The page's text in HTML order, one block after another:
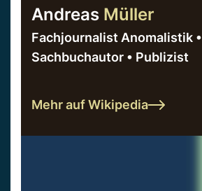
Andreas Müller
Fachjournalist Anomalistik •
Sachbuchautor • Publizist
Mehr auf Wikipedia